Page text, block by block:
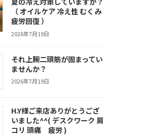
（ オイルケア 冷え性 むくみ
疲労回復 ）
2026年7月19日
それ上腕二頭筋が固まってい
ませんか？
2026年7月19日
H.Y様ご来店ありがとうござ
いました^^( デスクワーク 肩
コリ 頭痛 疲労 )